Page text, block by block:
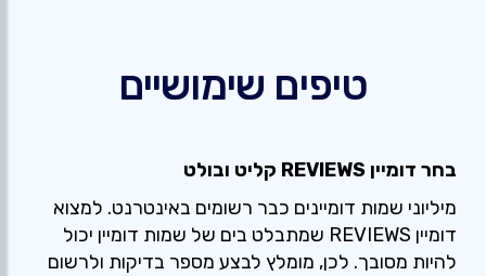
טיפים שימושיים
בחר דומיין REVIEWS קליט ובולט
מיליוני שמות דומיינים כבר רשומים באינטרנט. למצוא
דומיין REVIEWS שמתבלט בים של שמות דומיין יכול
להיות מסובך. לכן, מומלץ לבצע מספר בדיקות ולרשום